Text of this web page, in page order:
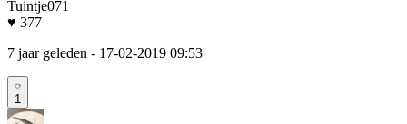
Tuintje071
♥ 377
7 jaar geleden - 17-02-2019 09:53
1